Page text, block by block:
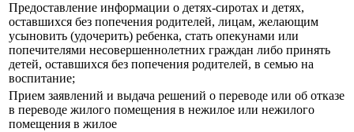
Предоставление информации о детях-сиротах и детях,
оставшихся без попечения родителей, лицам, желающим
усыновить (удочерить) ребенка, стать опекунами или
попечителями несовершеннолетних граждан либо принять
детей, оставшихся без попечения родителей, в семью на
воспитание;
Прием заявлений и выдача решений о переводе или об отказе
в переводе жилого помещения в нежилое или нежилого
помещения в жилое